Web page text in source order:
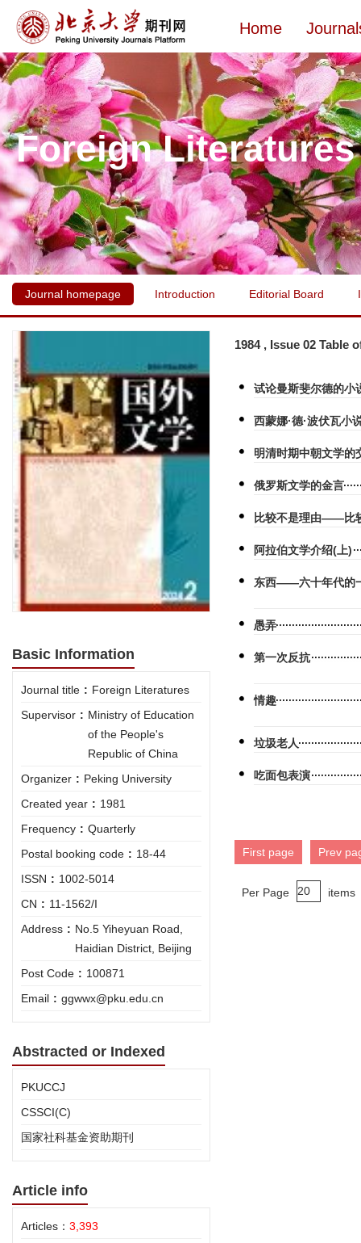
Home
Foreign Literatures
Journal homepage Introduction Editorial Board
Basic Information
Journal title : Foreign Literatures
Supervisor : Ministry of Education
of the People's
Republic of China
Organizer : Peking University
Created year : 1981
Frequency : Quarterly
Postal booking code : 18-44
ISSN : 1002-5014
CN : 11-1562/I
Address : No.5 Yiheyuan Road,
Haidian District, Beijing
Post Code : 100871
Email : ggwwx@pku.edu.cn
Abstracted or Indexed
PKUCCJ
CSSCI(C)
国家社科基金资助期刊
Article info
Articles： 3,393
1984 , Issue 02 Table
试论曼斯斐尔德的小
西蒙娜·德·波伏瓦小
明清时期中朝文学的
俄罗斯文学的金言
比较不是理由——比
阿拉伯文学介绍(上)
东西——六十年代的
愚弄
第一次反抗
情趣
垃圾老人
吃面包表演
First page Prev
Per Page items